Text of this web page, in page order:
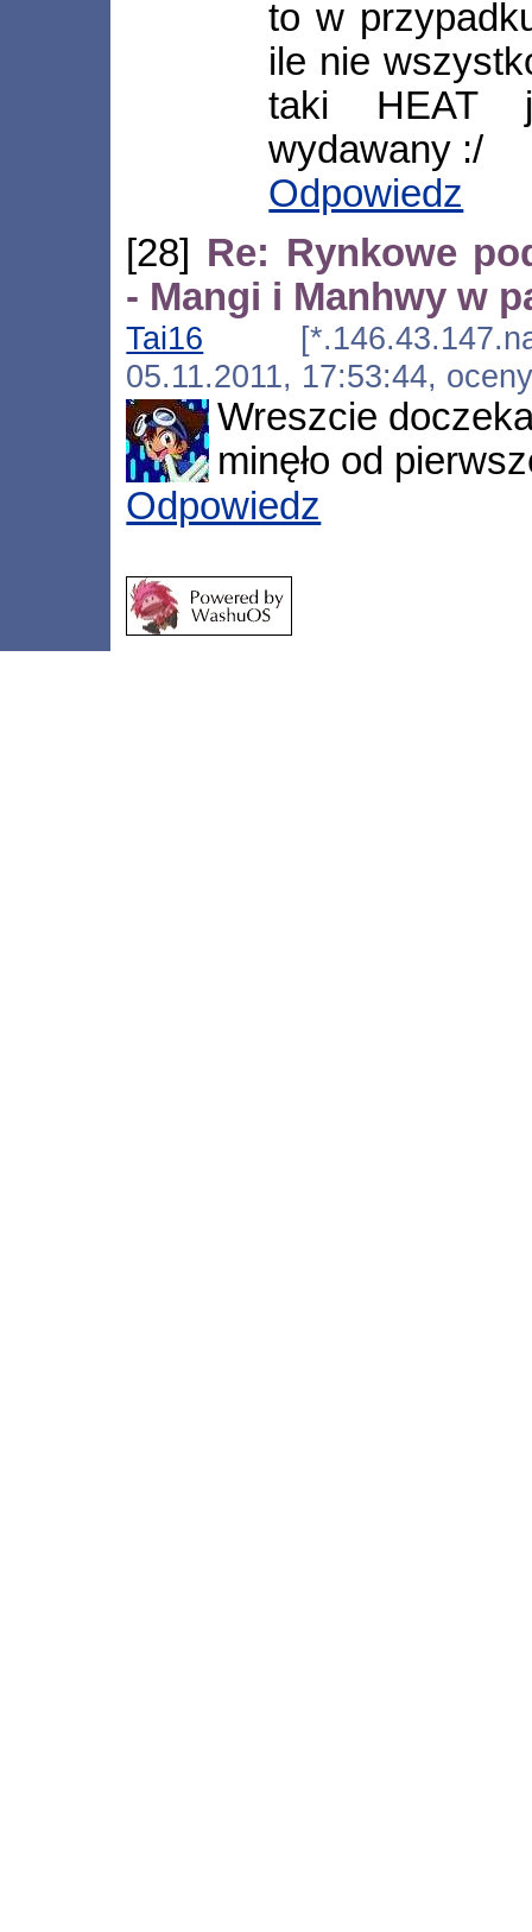
to w
ile nie
taki HEAT
wydawany :/
Odpowiedz
[28] Re: Rynkowe
- Mangi i Manhwy w
Tai16
05.11.2011, 17:53:44,
Wreszcie
minęło od
Odpowiedz